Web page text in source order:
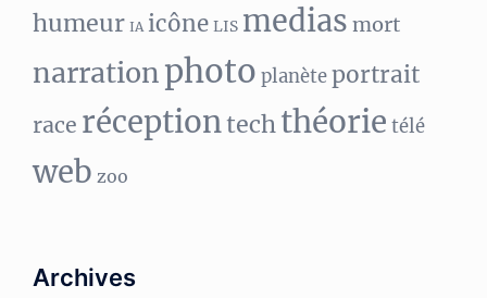
humeur IA icône LIS medias mort
narrationphoto planèteportrait
race réceptiontechthéorie télé
web zoo
Archives